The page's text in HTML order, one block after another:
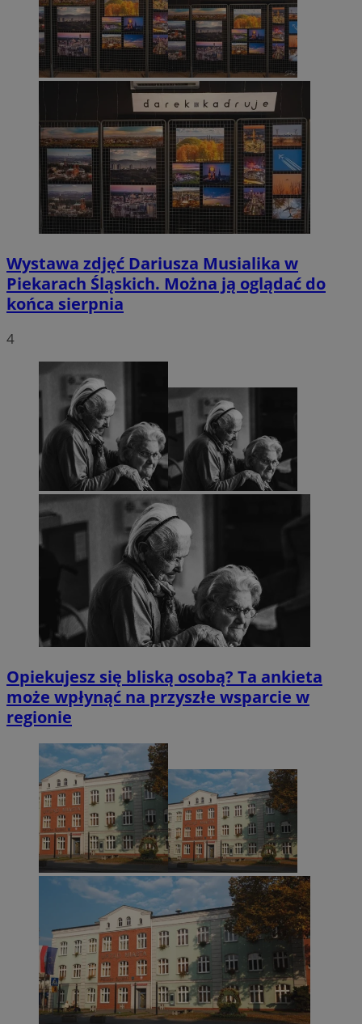
Wystawa zdjęć Dariusza Musialika w
Piekarach Śląskich. Można ją oglądać do
końca sierpnia
4
Opiekujesz się bliską osobą? Ta ankieta
może wpłynąć na przyszłe wsparcie w
regionie